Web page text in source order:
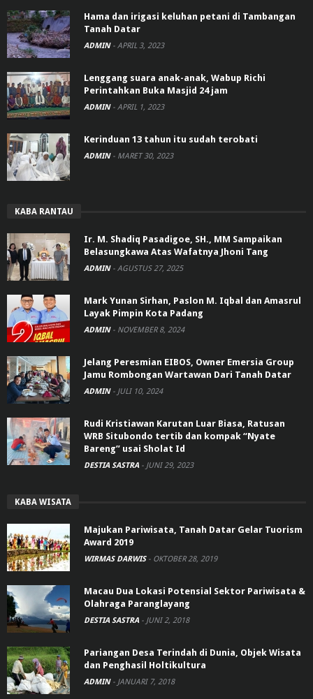
Hama dan irigasi keluhan petani di Tambangan
Tanah Datar
ADMIN - APRIL 3, 2023
Lenggang suara anak-anak, Wabup Richi
Perintahkan Buka Masjid 24 jam
ADMIN - APRIL 1, 2023
Kerinduan 13 tahun itu sudah terobati
ADMIN - MARET 30, 2023
KABA RANTAU
Ir. M. Shadiq Pasadigoe, SH., MM Sampaikan
Belasungkawa Atas Wafatnya Jhoni Tang
ADMIN - AGUSTUS 27, 2025
Mark Yunan Sirhan, Paslon M. Iqbal dan Amasrul
Layak Pimpin Kota Padang
ADMIN - NOVEMBER 8, 2024
Jelang Peresmian EIBOS, Owner Emersia Group
Jamu Rombongan Wartawan Dari Tanah Datar
ADMIN - JULI 10, 2024
Rudi Kristiawan Karutan Luar Biasa, Ratusan
WRB Situbondo tertib dan kompak “Nyate
Bareng” usai Sholat Id
DESTIA SASTRA - JUNI 29, 2023
KABA WISATA
Majukan Pariwisata, Tanah Datar Gelar Tuorism
Award 2019
WIRMAS DARWIS - OKTOBER 28, 2019
Macau Dua Lokasi Potensial Sektor Pariwisata &
Olahraga Paranglayang
DESTIA SASTRA - JUNI 2, 2018
Pariangan Desa Terindah di Dunia, Objek Wisata
dan Penghasil Holtikultura
ADMIN - JANUARI 7, 2018